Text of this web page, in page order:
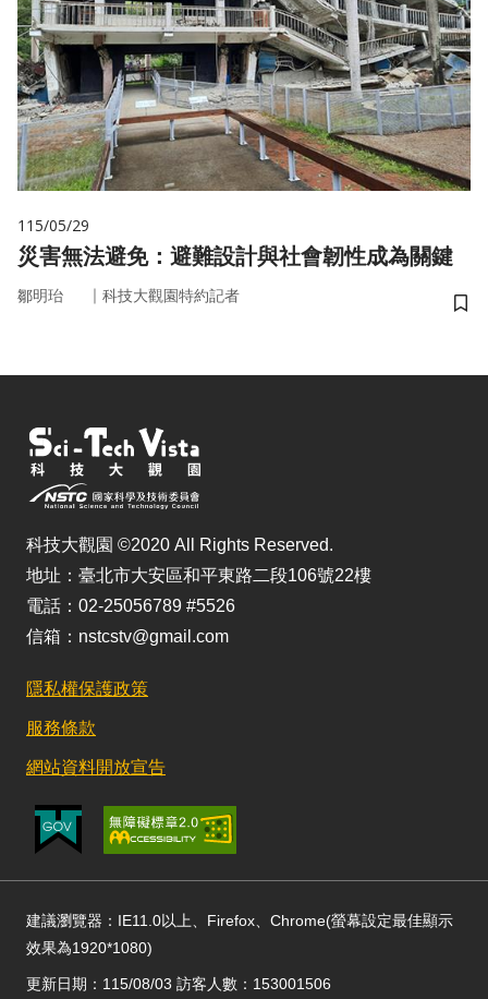
115/05/29
災害無法避免：避難設計與社會韌性成為關鍵
鄒明珆 ｜ 科技大觀園特約記者
儲
科技大觀園 ©2020 All Rights Reserved.
地址：臺北市大安區和平東路二段106號22樓
電話：02-25056789 #5526
信箱：nstcstv@gmail.com
隱私權保護政策
服務條款
網站資料開放宣告
建議瀏覽器：IE11.0以上、Firefox、Chrome(螢幕設定最佳顯示
效果為1920*1080)
更新日期：115/08/03 訪客人數：153001506